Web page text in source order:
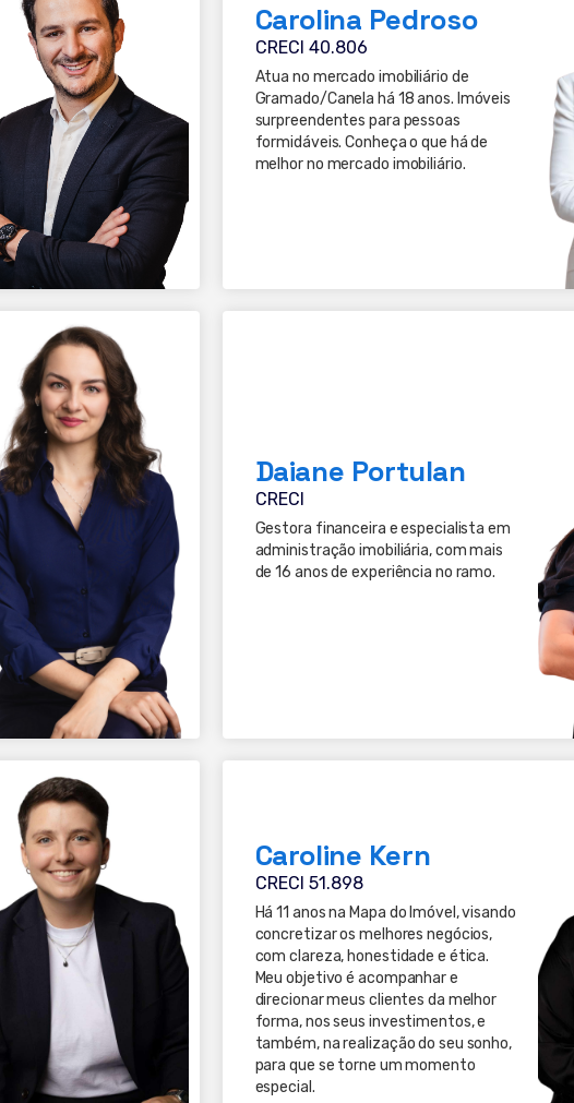
Carolina Pedroso
CRECI 40.806
Atua no mercado imobiliário de
Gramado/Canela há 18 anos. Imóveis
surpreendentes para pessoas
formidáveis. Conheça o que há de
melhor no mercado imobiliário.
Daiane Portulan
CRECI
Gestora financeira e especialista em
administração imobiliária, com mais
de 16 anos de experiência no ramo.
Caroline Kern
CRECI 51.898
Há 11 anos na Mapa do Imóvel, visando
concretizar os melhores negócios,
com clareza, honestidade e ética.
Meu objetivo é acompanhar e
direcionar meus clientes da melhor
forma, nos seus investimentos, e
também, na realização do seu sonho,
para que se torne um momento
especial.